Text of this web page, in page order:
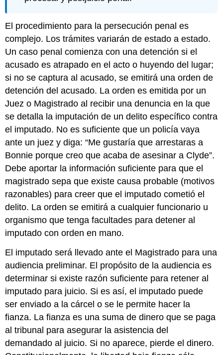
El procedimiento para la persecución penal es
complejo. Los trámites variarán de estado a estado.
Un caso penal comienza con una detención si el
acusado es atrapado en el acto o huyendo del lugar;
si no se captura al acusado, se emitirá una orden de
detención del acusado. La orden es emitida por un
Juez o Magistrado al recibir una denuncia en la que
se detalla la imputación de un delito específico contra
el imputado. No es suficiente que un policía vaya
ante un juez y diga: “Me gustaría que arrestaras a
Bonnie porque creo que acaba de asesinar a Clyde”.
Debe aportar la información suficiente para que el
magistrado sepa que existe causa probable (motivos
razonables) para creer que el imputado cometió el
delito. La orden se emitirá a cualquier funcionario u
organismo que tenga facultades para detener al
imputado con orden en mano.
El imputado será llevado ante el Magistrado para una
audiencia preliminar. El propósito de la audiencia es
determinar si existe razón suficiente para retener al
imputado para juicio. Si es así, el imputado puede
ser enviado a la cárcel o se le permite hacer la
fianza. La fianza es una suma de dinero que se paga
al tribunal para asegurar la asistencia del
demandado al juicio. Si no aparece, pierde el dinero.